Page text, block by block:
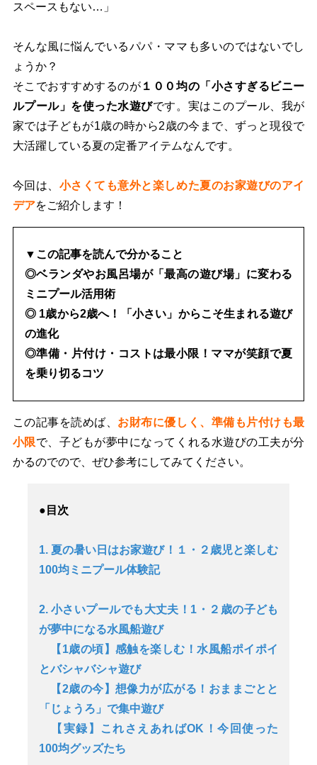
スペースもない…」
そんな風に悩んでいるパパ・ママも多いのではないでし
ょうか？
そこでおすすめするのが １００均の「小さすぎるビニー
ルプール」を使った水遊びです。実はこのプール、我が
家では子どもが1歳の時から2歳の今まで、ずっと現役で
大活躍している夏の定番アイテムなんです。
今回は、 小さくても意外と楽しめた夏のお家遊びのアイ
デアをご紹介します！
▼この記事を読んで分かること
◎ベランダやお風呂場が「最高の遊び場」に変わる
ミニプール活用術
◎ 1歳から2歳へ！「小さい」からこそ生まれる遊び
の進化
◎準備・片付け・コストは最小限！ママが笑顔で夏
を乗り切るコツ
この記事を読めば、 お財布に優しく、準備も片付けも最
小限で、子どもが夢中になってくれる水遊びの工夫が分
かるのでので、ぜひ参考にしてみてください。
●目次
1. 夏の暑い日はお家遊び！１・２歳児と楽しむ
100均ミニプール体験記
2. 小さいプールでも大丈夫！1・２歳の子ども
が夢中になる水風船遊び
【1歳の頃】感触を楽しむ！水風船ポイポイ
とバシャバシャ遊び
【2歳の今】想像力が広がる！おままごとと
「じょうろ」で集中遊び
【実録】これさえあればOK！今回使った
100均グッズたち